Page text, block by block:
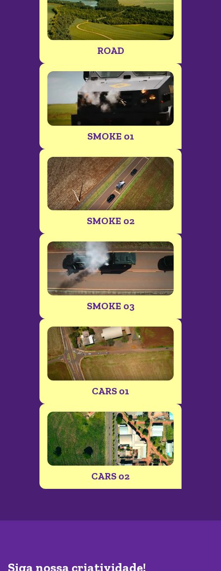
ROAD
SMOKE 01
SMOKE 02
SMOKE 03
CARS 01
CARS 02
Siga nossa criatividade!